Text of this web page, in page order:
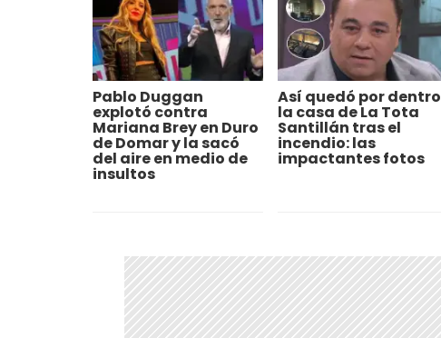
Pablo Duggan
explotó contra
Mariana Brey en Duro
de Domar y la sacó
del aire en medio de
insultos
Así quedó por dentro
la casa de La Tota
Santillán tras el
incendio: las
impactantes fotos